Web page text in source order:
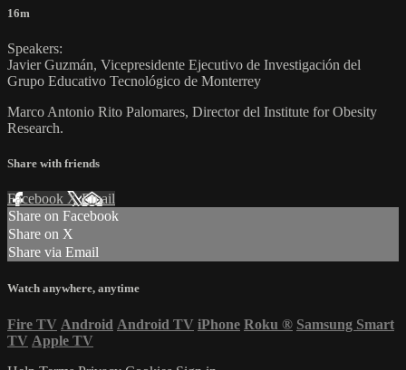
16m
Speakers:
Javier Guzmán, Vicepresidente Ejecutivo de Investigación del
Grupo Educativo Tecnológico de Monterrey
Marco Antonio Rito Palomares, Director del Institute for Obesity
Research.
Share with friends
Facebook XEmail
Share on Facebook
Share on X
Share via Email
Watch anywhere, anytime
Fire TV Android Android TV iPhone Roku ® Samsung Smart
TV Apple TV